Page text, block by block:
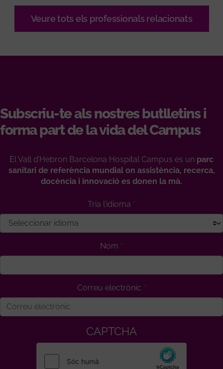
Veure tots els professionals relacionats
Subscriu-te als nostres butlletins i
forma part de la vida del Campus
El Vall d’Hebron Barcelona Hospital Campus és un parc
sanitari de referència mundial on assistència, recerca,
docència i innovació es donen la mà.
Tria l’idioma
Nom
Correu electrònic
CAPTCHA